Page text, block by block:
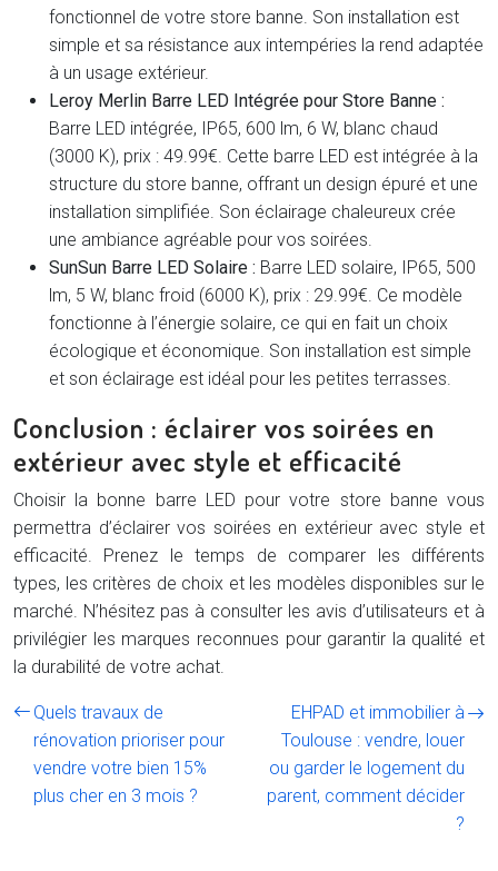
fonctionnel de votre store banne. Son installation est
simple et sa résistance aux intempéries la rend adaptée
à un usage extérieur.
Leroy Merlin Barre LED Intégrée pour Store Banne :
Barre LED intégrée, IP65, 600 lm, 6 W, blanc chaud
(3000 K), prix : 49.99€. Cette barre LED est intégrée à la
structure du store banne, offrant un design épuré et une
installation simplifiée. Son éclairage chaleureux crée
une ambiance agréable pour vos soirées.
SunSun Barre LED Solaire : Barre LED solaire, IP65, 500
lm, 5 W, blanc froid (6000 K), prix : 29.99€. Ce modèle
fonctionne à l’énergie solaire, ce qui en fait un choix
écologique et économique. Son installation est simple
et son éclairage est idéal pour les petites terrasses.
Conclusion : éclairer vos soirées en
extérieur avec style et efficacité
Choisir la bonne barre LED pour votre store banne vous
permettra d’éclairer vos soirées en extérieur avec style et
efficacité. Prenez le temps de comparer les différents
types, les critères de choix et les modèles disponibles sur le
marché. N’hésitez pas à consulter les avis d’utilisateurs et à
privilégier les marques reconnues pour garantir la qualité et
la durabilité de votre achat.
Quels travaux de
rénovation prioriser pour
vendre votre bien 15%
plus cher en 3 mois ?
EHPAD et immobilier à
Toulouse : vendre, louer
ou garder le logement du
parent, comment décider
?